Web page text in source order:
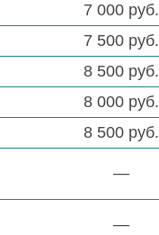
7 000 руб.
7 500 руб.
8 500 руб.
8 000 руб.
8 500 руб.
—
—